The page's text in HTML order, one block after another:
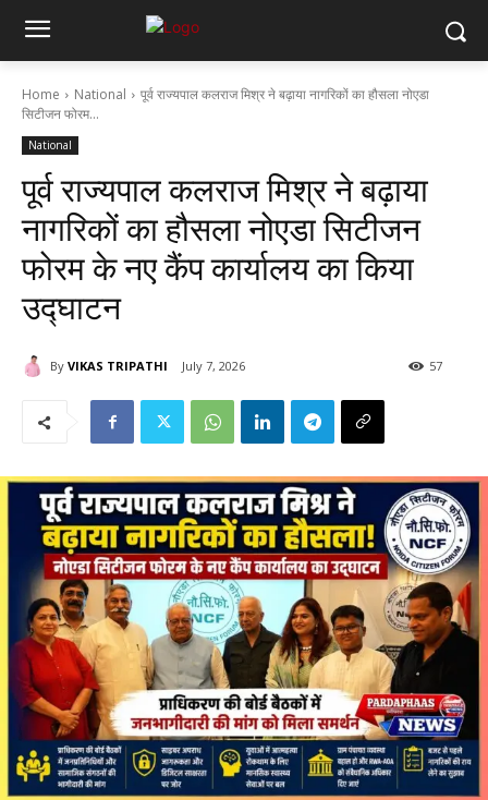
Home National
पूर्व राज्यपाल कलराज मिश्र ने बढ़ाया नागरिकों का हौसला नोएडा
सिटीजन फोरम...
National
पूर्व राज्यपाल कलराज मिश्र ने बढ़ाया
नागरिकों का हौसला नोएडा सिटीजन
फोरम के नए कैंप कार्यालय का किया
उद्घाटन
By VIKAS TRIPATHI July 7, 2026 57